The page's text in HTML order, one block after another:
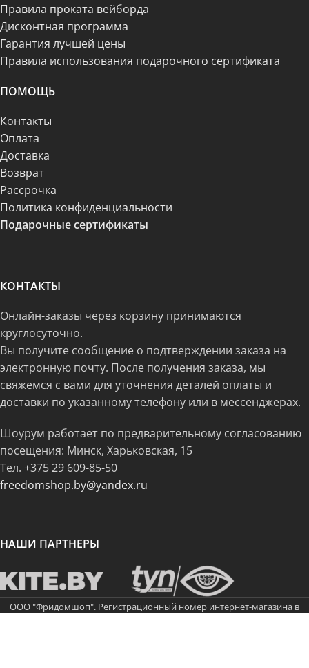
Правила проката вейборда
Дисконтная программа
Гарантия лучшей цены
Правила использования подарочного сертификата
ПОМОЩЬ
Контакты
Оплата
Доставка
Возврат
Рассрочка
Политика конфиденциальности
Подарочные сертификаты
КОНТАКТЫ
Онлайн-заказы через корзину принимаются
круглосуточно.
Вы получите сообщение о подтверждении заказа на
электронную почту. После получения заказа, мы
свяжемся с вами для уточнения деталей оплаты и
доставки по указанному телефону или в мессенджерах.
Шоурум работает по предварительному согласованию
посещения: Минск, Харьковская, 15
Тел. +375 29 609-85-50
freedomshop.by@yandex.ru
НАШИ ПАРТНЕРЫ
ООО "Фридомшоп". Регистрационный номер интернет-магазина в